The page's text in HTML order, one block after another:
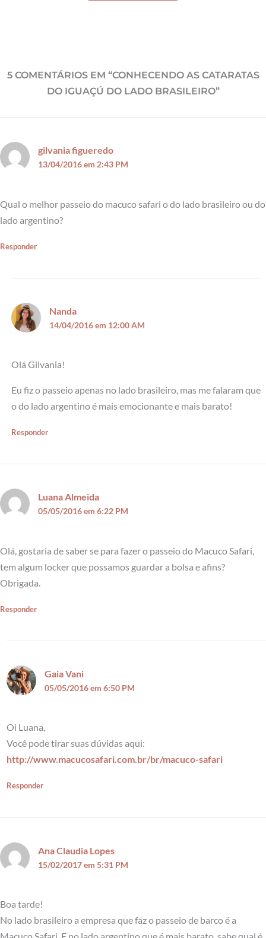
5 COMENTÁRIOS EM “CONHECENDO AS CATARATAS
DO IGUAÇÚ DO LADO BRASILEIRO”
gilvania figueredo
13/04/2016 em 2:43 PM
Qual o melhor passeio do macuco safari o do lado brasileiro ou do
lado argentino?
Responder
Nanda
14/04/2016 em 12:00 AM
Olá Gilvania!
Eu fiz o passeio apenas no lado brasileiro, mas me falaram que
o do lado argentino é mais emocionante e mais barato!
Responder
Luana Almeida
05/05/2016 em 6:22 PM
Olá, gostaria de saber se para fazer o passeio do Macuco Safari,
tem algum locker que possamos guardar a bolsa e afins?
Obrigada.
Responder
Gaia Vani
05/05/2016 em 6:50 PM
Oi Luana,
Você pode tirar suas dúvidas aqui:
http://www.macucosafari.com.br/br/macuco-safari
Responder
Ana Claudia Lopes
15/02/2017 em 5:31 PM
Boa tarde!
No lado brasileiro a empresa que faz o passeio de barco é a